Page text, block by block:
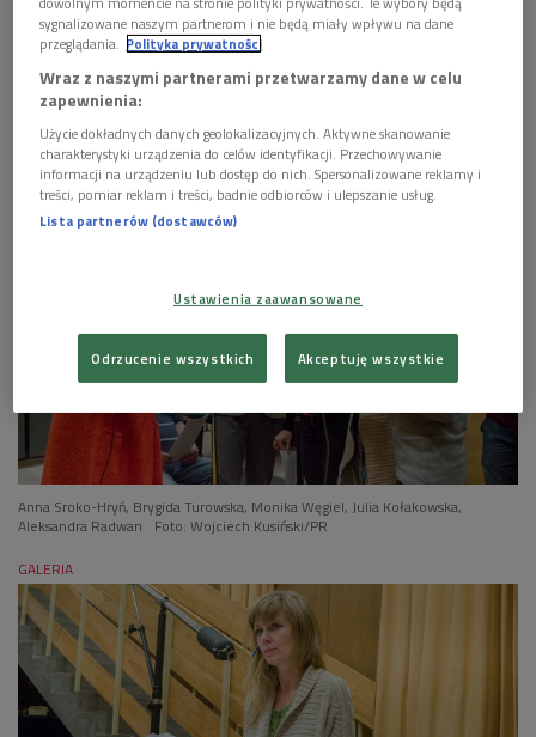
Rozmowa z twórcami słuchowiska "Tangibile:
RadiOpera" (Wybieram Dwójkę)
 06'26
Dzień przed premierą słuchowiska "Tangibile:
Radiopera" (Wybieram Dwójkę)
 52'10
Anny Wieczur-Bluszcz (Wieczór ze
Anna Sroko-Hryń, Brygida Turowska, Monika Węgiel, Julia Kołakowska,
Aleksandra Radwan
Foto: Wojciech Kusiński/PR
GALERIA
sygnalizowane naszym partnerom i nie będą miały wpływu na dane
przeglądania. Polityka prywatności
Wraz z naszymi partnerami przetwarzamy dane w celu
zapewnienia:
Użycie dokładnych danych geolokalizacyjnych. Aktywne skanowanie
charakterystyki urządzenia do celów identyfikacji. Przechowywanie
informacji na urządzeniu lub dostęp do nich. Spersonalizowane reklamy i
treści, pomiar reklam i treści, badnie odbiorców i ulepszanie usług.
Lista partnerów (dostawców)
Ustawienia zaawansowane
Odrzucenie wszystkich Akceptuję wszystkie